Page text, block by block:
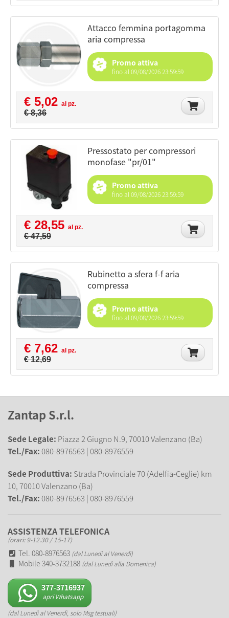
attacco femmina portagomma
aria compressa
Promo attiva
fino al 09/08/2026 23:59:59
€ 5,02 al pz.
€ 8,36
pressostato per compressori
monofase "pr/01"
Promo attiva
fino al 09/08/2026 23:59:59
€ 28,55 al pz.
€ 47,59
rubinetto a sfera f-f aria
compressa
Promo attiva
fino al 09/08/2026 23:59:59
€ 7,62 al pz.
€ 12,69
Zantap S.r.l.
Sede Legale: Piazza 2 Giugno N.9, 70010 Valenzano (Ba)
Tel./Fax:080-8976563 | 080-8976559
Sede Produttiva: Strada Provinciale 70 (Adelfia-Ceglie) km
10, 70010 Valenzano (Ba)
Tel./Fax:080-8976563 | 080-8976559
ASSISTENZA TELEFONICA
(orari: 9-12.30 / 15-17)
Tel. 080-8976563 (dal Lunedì al Venerdì)
Mobile 340-3732188 (dal Lunedì alla Domenica)
377-3716937
apri Whatsapp
(dal Lunedì al Venerdì, solo Msg testuali)